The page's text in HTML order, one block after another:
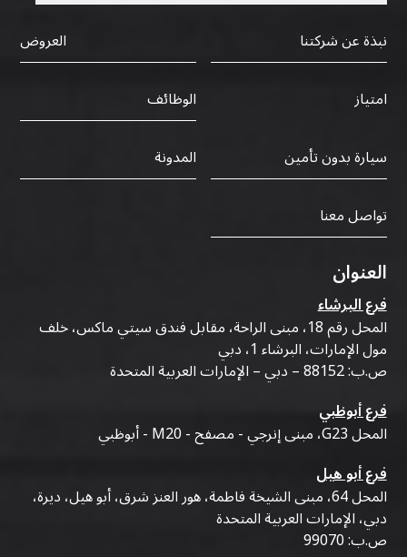
نبذة عن شركتنا
العروض
امتياز
الوظائف
سيارة بدون تأمين
المدونة
تواصل معنا
العنوان
فرع البرشاء
المحل رقم 18، مبنى الراحة، مقابل فندق سيتي ماكس، خلف
مول الإمارات، البرشاء 1، دبي
ص.ب: 88152 – دبي – الإمارات العربية المتحدة
فرع أبوظبي
المحل G23، مبنى إنرجي - مصفح - M20 - أبوظبي
فرع أبو هيل
المحل 64، مبنى الشيخة فاطمة، هور العنز شرق، أبو هيل، ديرة،
دبي، الإمارات العربية المتحدة
ص.ب: 99070